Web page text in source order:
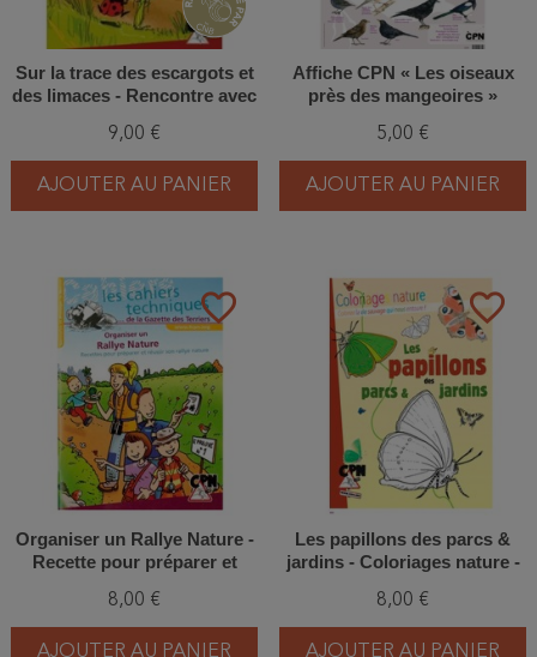
Sur la trace des escargots et
des limaces - Rencontre avec
9,00 €
AJOUTER AU PANIER
Affiche CPN « Les oiseaux
près des mangeoires »
5,00 €
AJOUTER AU PANIER
favorite_border
Organiser un Rallye Nature -
Recette pour préparer et
8,00 €
AJOUTER AU PANIER
favorite_border
Les papillons des parcs &
jardins - Coloriages nature -
8,00 €
AJOUTER AU PANIER